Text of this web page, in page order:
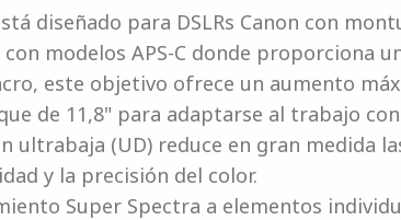
diseñado para DSLRs Canon con
modelos APS-C donde proporciona
este objetivo ofrece un aumento
de 11,8" para adaptarse al trabajo
ultrabaja (UD) reduce en gran medida
y la precisión del color.
Super Spectra a elementos